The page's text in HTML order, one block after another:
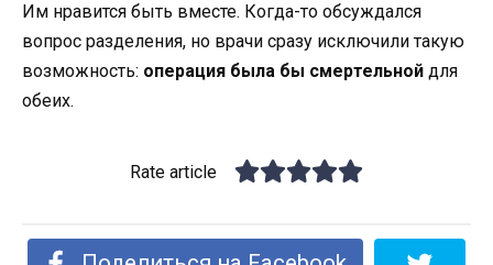
Им нравится быть вместе. Когда-то обсуждался
вопрос разделения, но врачи сразу исключили такую
возможность: операция была бы смертельной для
обеих.
Rate article